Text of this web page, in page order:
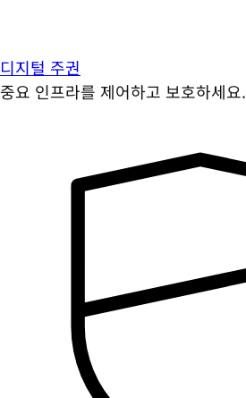
디지털 주권
중요 인프라를 제어하고 보호하세요.